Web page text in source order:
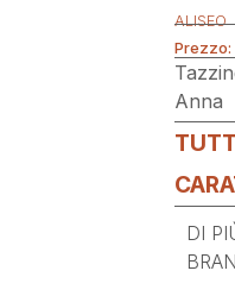
ALISEO
Prezzo:
Anna
DI